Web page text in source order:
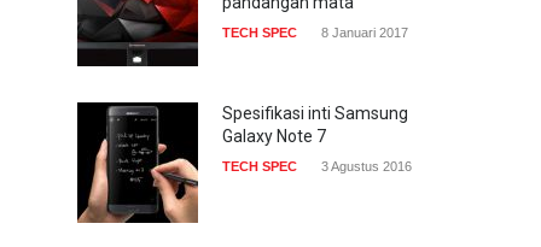
TECH SPEC 8 Januari 2017
Spesifikasi inti Samsung
Galaxy Note 7
TECH SPEC 3 Agustus 2016